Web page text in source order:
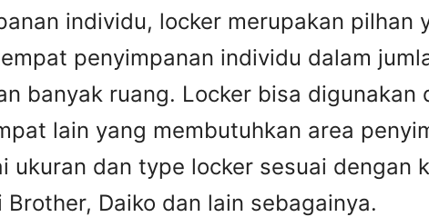
individu, locker merupakan pilhan
penyimpanan individu dalam
banyak ruang. Locker bisa
lain yang membutuhkan area
ukuran dan type locker sesuai dengan
Daiko dan lain sebagainya.